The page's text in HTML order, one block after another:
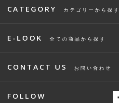
CATEGORY カテゴリーから探す
E-LOOK 全ての商品から探す
CONTACT US お問い合わせ
FOLLOW